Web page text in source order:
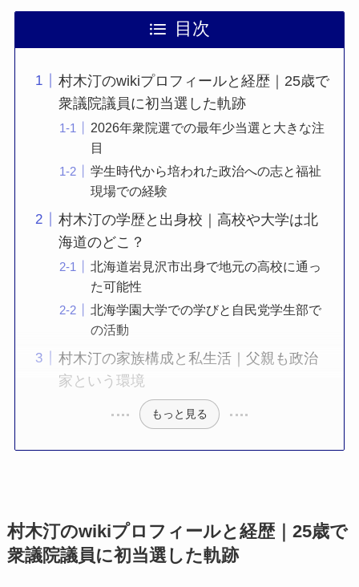
目次
村木汀のwikiプロフィールと経歴｜25歳で
衆議院議員に初当選した軌跡
2026年衆院選での最年少当選と大きな注
目
学生時代から培われた政治への志と福祉
現場での経験
村木汀の学歴と出身校｜高校や大学は北
海道のどこ？
北海道岩見沢市出身で地元の高校に通っ
た可能性
北海学園大学での学びと自民党学生部で
の活動
村木汀の家族構成と私生活｜父親も政治
家という環境
もっと見る
村木汀のwikiプロフィールと経歴｜25歳で
衆議院議員に初当選した軌跡